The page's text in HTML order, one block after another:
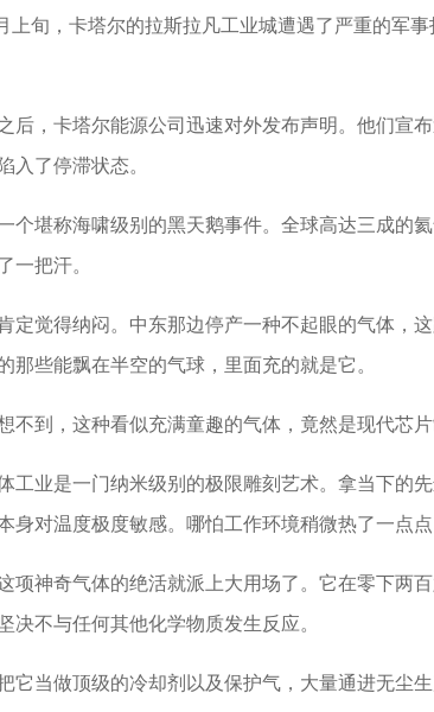
，卡塔尔的拉斯拉凡工业城遭遇了严重的军事
，卡塔尔能源公司迅速对外发布声明。他们宣布
入了停滞状态。
堪称海啸级别的黑天鹅事件。全球高达三成的氦
一把汗。
觉得纳闷。中东那边停产一种不起眼的气体，这
那些能飘在半空的气球，里面充的就是它。
到，这种看似充满童趣的气体，竟然是现代芯片
业是一门纳米级别的极限雕刻艺术。拿当下的先
身对温度极度敏感。哪怕工作环境稍微热了一点
神奇气体的绝活就派上大用场了。它在零下两百
决不与任何其他化学物质发生反应。
当做顶级的冷却剂以及保护气，大量通进无尘生